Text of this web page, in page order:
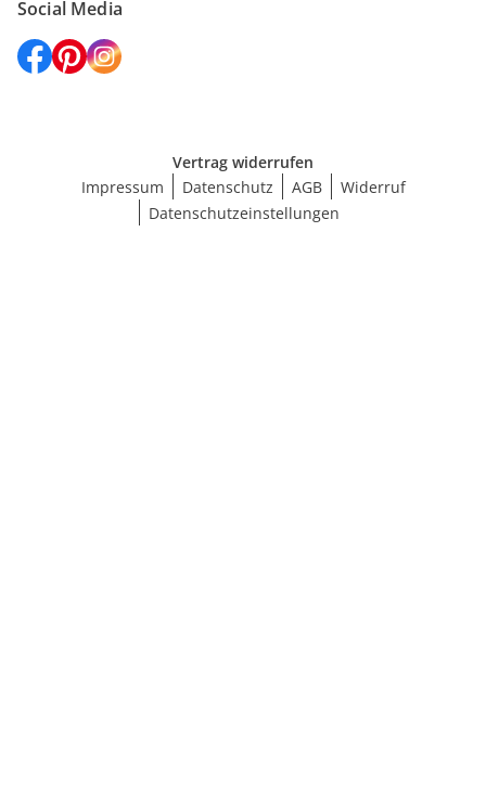
Social Media
Vertrag widerrufen
Impressum
Datenschutz AGB
Widerruf
Datenschutzeinstellungen